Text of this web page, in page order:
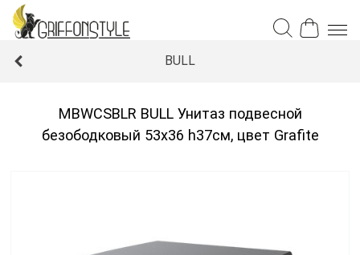
BULL
MBWCSBLR BULL Унитаз подвесной
безободковый 53x36 h37см, цвет Grafite